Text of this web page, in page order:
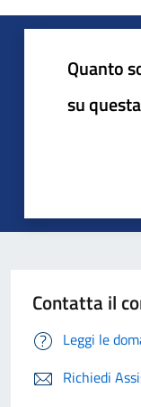
Quanto
su
Contatta il
Leggi le
Richiedi